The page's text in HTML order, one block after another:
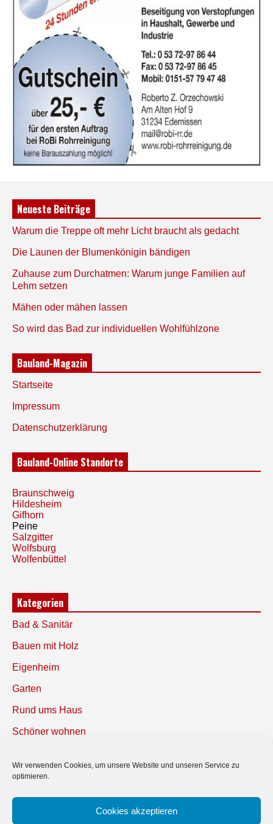
Wir verwenden Cookies, um unsere Website und unseren Service zu
optimieren.
Cookies akzeptieren
Neueste Beiträge
Warum die Treppe oft mehr Licht braucht als gedacht
Die Launen der Blumenkönigin bändigen
Zuhause zum Durchatmen: Warum junge Familien auf
Lehm setzen
Mähen oder mähen lassen
So wird das Bad zur individuellen Wohlfühlzone
Bauland-Magazin
Startseite
Impressum
Datenschutzerklärung
Bauland-Online Standorte
Braunschweig
Hildesheim
Gifhorn
Peine
Salzgitter
Wolfsburg
Wolfenbüttel
Kategorien
Bad & Sanitär
Bauen mit Holz
Eigenheim
Garten
Rund ums Haus
Schöner wohnen